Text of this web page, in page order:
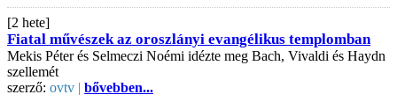
[2 hete]
Fiatal művészek az oroszlányi evangélikus templomban
Mekis Péter és Selmeczi Noémi idézte meg Bach, Vivaldi és Haydn
szellemét
szerző: ovtv | bővebben...